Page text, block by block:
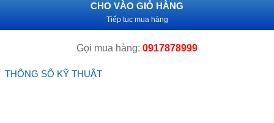
CHO VÀO GIỎ HÀNG
Tiếp tục mua hàng
Gọi mua hàng: 0917878999
THÔNG SỐ KỸ THUẬT